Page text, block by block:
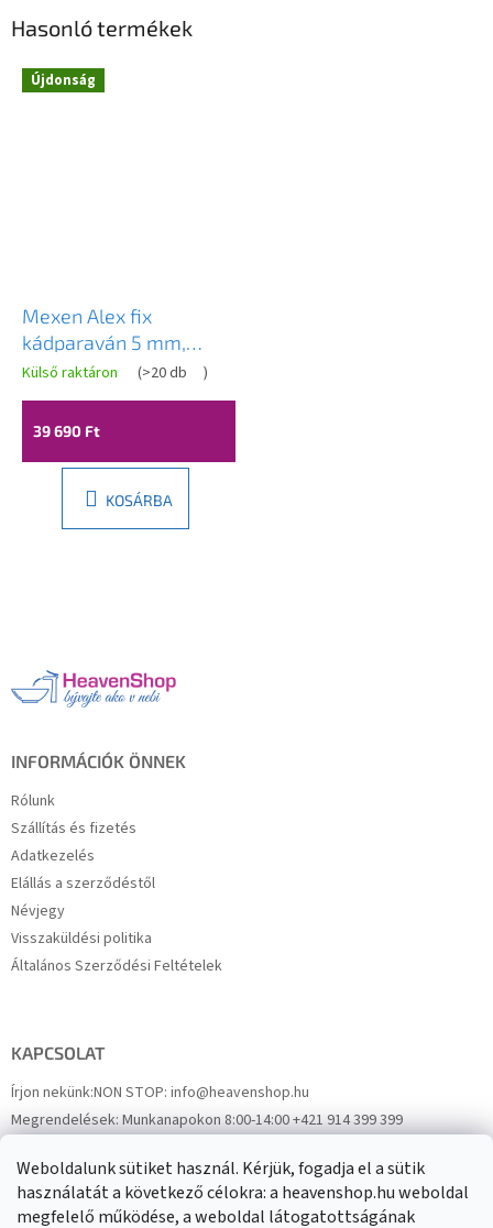
Weboldalunk sütiket használ. Kérjük, fogadja el a sütik
használatát a következő célokra: a heavenshop.hu weboldal
megfelelő működése, a weboldal látogatottságának
Hasonló termékek
Újdonság
Mexen Alex fix
kádparaván 5 mm,
egylapos, 80x140 cm,
átlátszó üveg, fekete,
893-080-000-70-77
Külső raktáron (>20 db )
39 690 Ft
KOSÁRBA
INFORMÁCIÓK ÖNNEK
Rólunk
Szállítás és fizetés
Adatkezelés
Elállás a szerződéstől
Névjegy
Visszaküldési politika
Általános Szerződési Feltételek
KAPCSOLAT
Írjon nekünk:NON STOP: info@heavenshop.hu
Megrendelések:Munkanapokon 8:00-14:00 +421 914 399 399
FacebookHeavenShop.sk